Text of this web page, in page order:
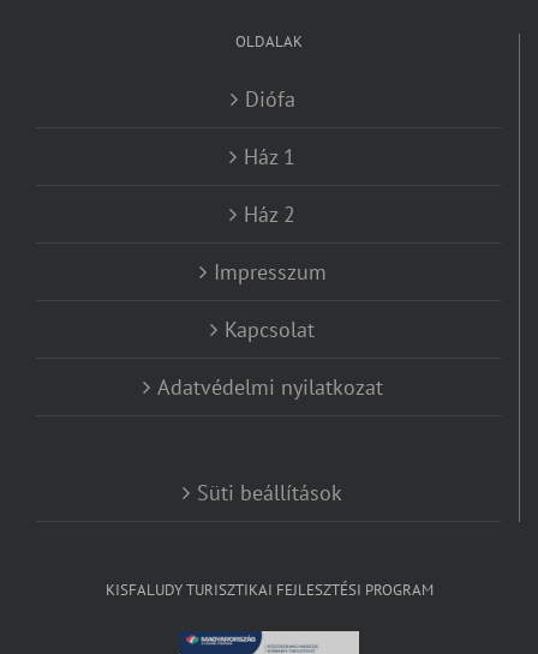
OLDALAK
Diófa
Ház 1
Ház 2
Impresszum
Kapcsolat
Adatvédelmi nyilatkozat
Süti beállítások
KISFALUDY TURISZTIKAI FEJLESZTÉSI PROGRAM